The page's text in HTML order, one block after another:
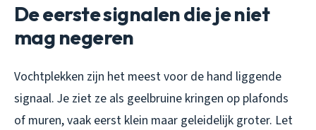
De eerste signalen die je niet
mag negeren
Vochtplekken zijn het meest voor de hand liggende
signaal. Je ziet ze als geelbruine kringen op plafonds
of muren, vaak eerst klein maar geleidelijk groter. Let